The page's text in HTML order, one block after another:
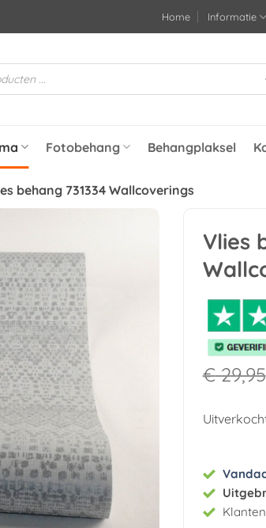
Home Informatie
Fotobehang Behangplaksel
behang 731334 Wallcoverings
Vlies
€29,95